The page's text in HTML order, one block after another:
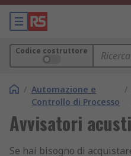
Codice costruttore
/ Automazione e
Controllo di Processo
/
Avvisatori
Se hai bisogno di